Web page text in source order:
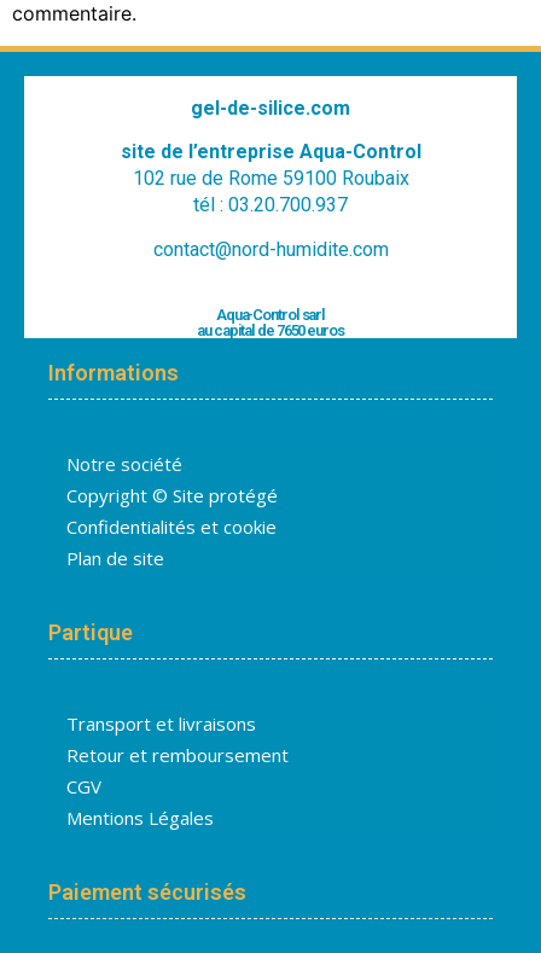
commentaire.
gel-de-silice.com
site de l’entreprise Aqua-Control
102 rue de Rome 59100 Roubaix
tél : 03.20.700.937
contact@nord-humidite.com
Aqua-Control sarl
au capital de 7650 euros
Informations
Notre société
Copyright © Site protégé
Confidentialités et cookie
Plan de site
Partique
Transport et livraisons
Retour et remboursement
CGV
Mentions Légales
Paiement sécurisés